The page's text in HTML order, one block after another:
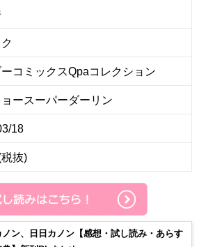
コミックスQpaコレクション
ョースーパーダーリン
18
税抜)
ノン、日日カノン【感想・試し読み・あらす